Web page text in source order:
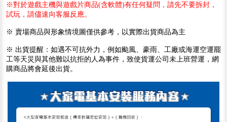
※對於遊戲主機與遊戲片商品(含軟體)有任何疑問，請先不要拆封，
試玩，請儘速向客服反應。
※ 賣場商品與形象情境圖僅供參考，以實際出貨商品為主
※ 出貨提醒：如遇不可抗外力，例如颱風、豪雨、工廠或海運空運罷
工等天災與其他難以抗拒的人為事件，致使貨運公司未上班營運，網
購商品將會延後出貨。